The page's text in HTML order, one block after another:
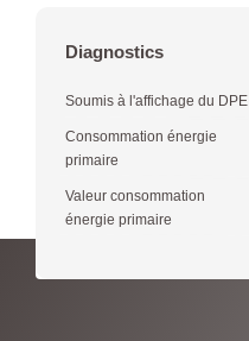
Diagnostics
Soumis à l'affichage du DPE
Consommation énergie
primaire
Valeur consommation
énergie primaire